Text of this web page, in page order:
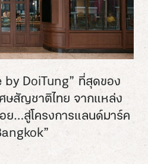
by DoiTung” ที่สุดของ
ษสัญชาติไทย จากแหล่ง
ย…สู่โครงการแลนด์มาร์ค